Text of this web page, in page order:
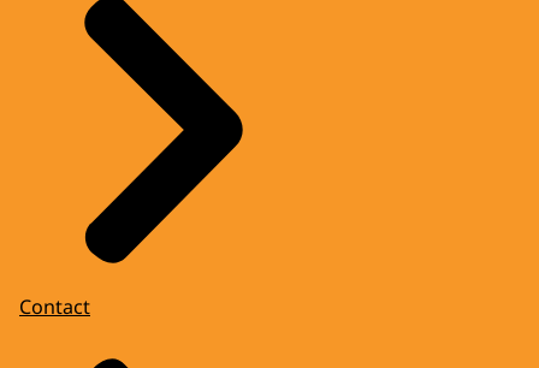
Contact